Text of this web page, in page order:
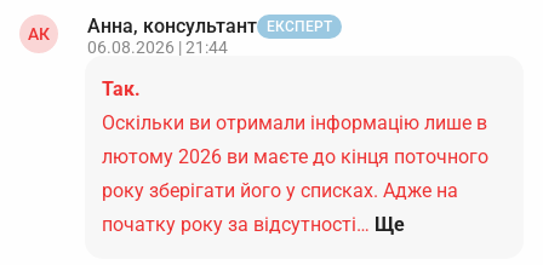
АК Анна, консультант ЕКСПЕРТ
06.08.2026 | 21:44
Так.
Оскільки ви отримали інформацію лише в
лютому 2026 ви маєте до кінця поточного
року зберігати його у списках. Адже на
початку року за відсутності… Ще